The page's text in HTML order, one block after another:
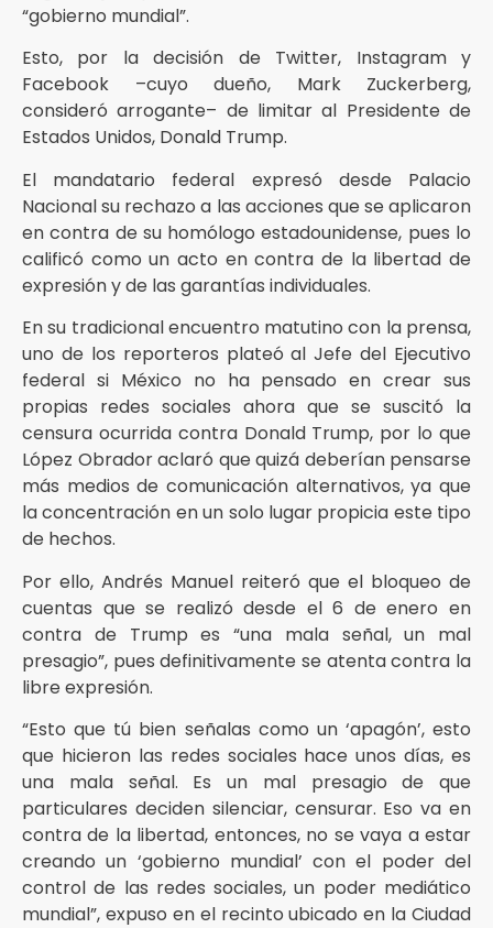
“gobierno mundial”.
Esto, por la decisión de Twitter, Instagram y
Facebook –cuyo dueño, Mark Zuckerberg,
consideró arrogante– de limitar al Presidente de
Estados Unidos, Donald Trump.
El mandatario federal expresó desde Palacio
Nacional su rechazo a las acciones que se aplicaron
en contra de su homólogo estadounidense, pues lo
calificó como un acto en contra de la libertad de
expresión y de las garantías individuales.
En su tradicional encuentro matutino con la prensa,
uno de los reporteros plateó al Jefe del Ejecutivo
federal si México no ha pensado en crear sus
propias redes sociales ahora que se suscitó la
censura ocurrida contra Donald Trump, por lo que
López Obrador aclaró que quizá deberían pensarse
más medios de comunicación alternativos, ya que
la concentración en un solo lugar propicia este tipo
de hechos.
Por ello, Andrés Manuel reiteró que el bloqueo de
cuentas que se realizó desde el 6 de enero en
contra de Trump es “una mala señal, un mal
presagio”, pues definitivamente se atenta contra la
libre expresión.
“Esto que tú bien señalas como un ‘apagón’, esto
que hicieron las redes sociales hace unos días, es
una mala señal. Es un mal presagio de que
particulares deciden silenciar, censurar. Eso va en
contra de la libertad, entonces, no se vaya a estar
creando un ‘gobierno mundial’ con el poder del
control de las redes sociales, un poder mediático
mundial”, expuso en el recinto ubicado en la Ciudad